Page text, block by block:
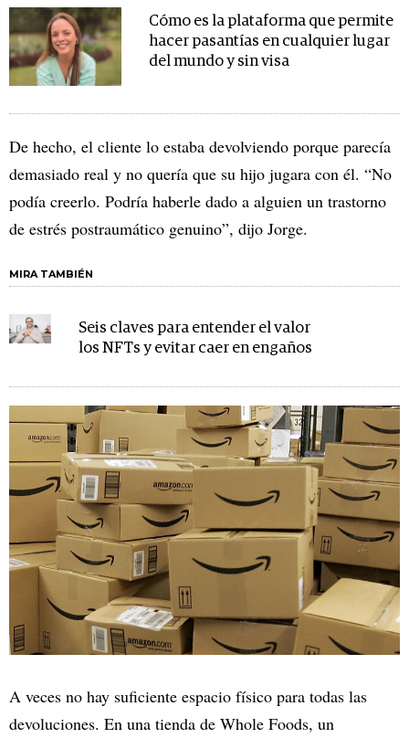
Cómo es la plataforma que permite
hacer pasantías en cualquier lugar
del mundo y sin visa
De hecho, el cliente lo estaba devolviendo porque parecía
demasiado real y no quería que su hijo jugara con él. “No
podía creerlo. Podría haberle dado a alguien un trastorno
de estrés postraumático genuino”, dijo Jorge.
MIRA TAMBIÉN
Seis claves para entender el valor
los NFTs y evitar caer en engaños
A veces no hay suficiente espacio físico para todas las
devoluciones. En una tienda de Whole Foods, un